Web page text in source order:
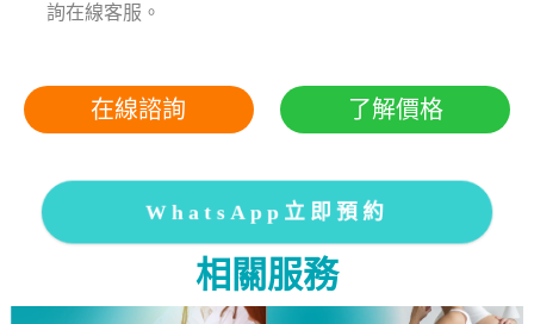
詢在線客服。
在線諮詢 了解價格
WhatsApp立即預約
相關服務